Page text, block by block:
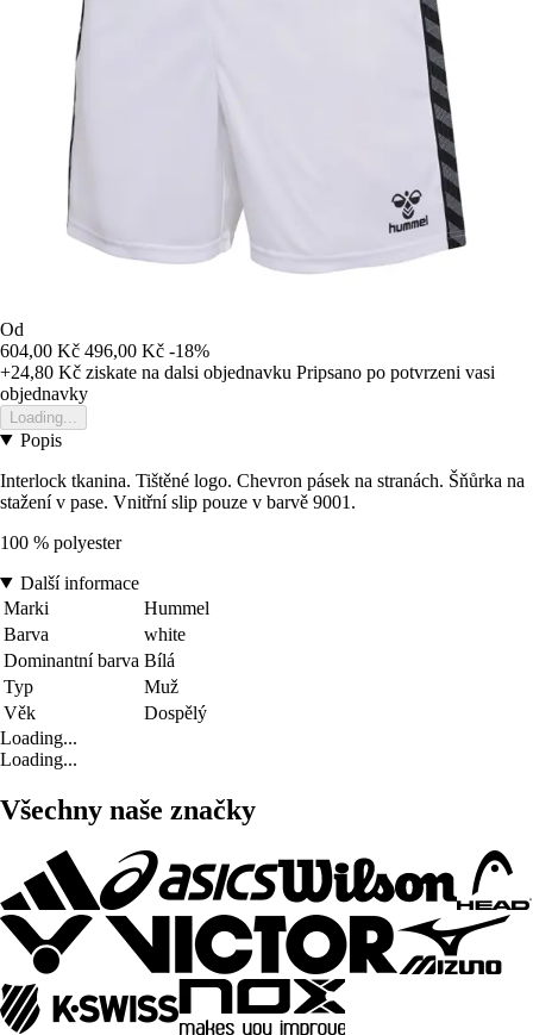
Od
604,00 Kč 496,00 Kč -18%
+24,80 Kč ziskate na dalsi objednavku Pripsano po potvrzeni vasi
objednavky
Loading...
Popis
Interlock tkanina. Tištěné logo. Chevron pásek na stranách. Šňůrka na
stažení v pase. Vnitřní slip pouze v barvě 9001.
100 % polyester
Další informace
Marki
Hummel
Barva
white
Dominantní barva Bílá
Typ
Muž
Věk
Dospělý
Loading...
Loading...
Všechny naše značky